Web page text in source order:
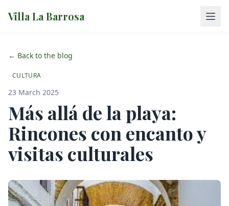
Villa La Barrosa
← Back to the blog
CULTURA
23 March 2025
Más allá de la playa:
Rincones con encanto y
visitas culturales